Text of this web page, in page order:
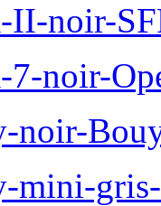
II-noir-
7-noir-
noir-
mini-